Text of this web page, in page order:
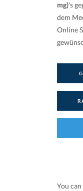
mg)'s
dem
Online
You